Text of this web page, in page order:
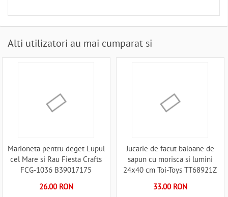
Alti utilizatori au mai cumparat si
Marioneta pentru deget Lupul
cel Mare si Rau Fiesta Crafts
FCG-1036 B39017175
26.00 RON
Jucarie de facut baloane de
sapun cu morisca si lumini
24x40 cm Toi-Toys TT68921Z
33.00 RON